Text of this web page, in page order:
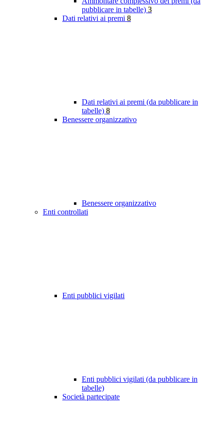
pubblicare in tabelle) 3
Dati relativi ai premi 8
Dati relativi ai premi (da pubblicare in
tabelle) 8
Benessere organizzativo
Benessere organizzativo
Enti controllati
Enti pubblici vigilati
Enti pubblici vigilati (da pubblicare in
tabelle)
Società partecipate